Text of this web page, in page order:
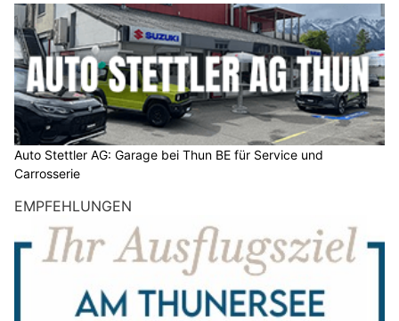
Auto Stettler AG: Garage bei Thun BE für Service und
Carrosserie
EMPFEHLUNGEN